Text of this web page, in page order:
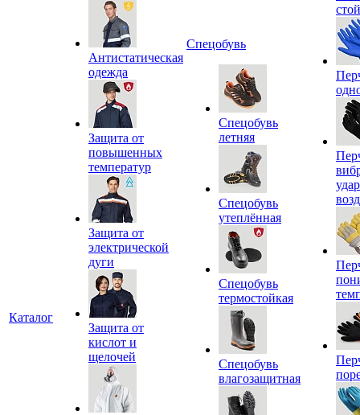
Каталог
Антистатическая
одежда
Защита от
повышенных
температур
Защита от
электрической
дуги
Защита от
кислот и
щелочей
Спецобувь
Спецобувь
летняя
Спецобувь
утеплённая
Спецобувь
термостойкая
Спецобувь
влагозащитная